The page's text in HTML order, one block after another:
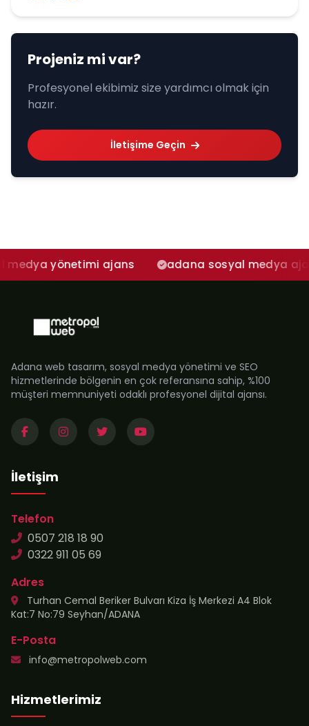
Projeniz mi var?
Profesyonel ekibimiz size yardımcı olmak için
hazır.
İletişime Geçin
ajans adana sosyal medya ajansı
Adana web tasarım, sosyal medya yönetimi ve SEO
hizmetlerinde bölgenin en çok referansına sahip, %100
müşteri memnuniyeti odaklı profesyonel dijital ajansı.
İletişim
Telefon
0507 218 18 90
0322 911 05 69
Adres
Turhan Cemal Beriker Bulvarı Kiza İş Merkezi A4 Blok
Kat:7 No:79 Seyhan/ADANA
E-Posta
info@metropolweb.com
Hizmetlerimiz